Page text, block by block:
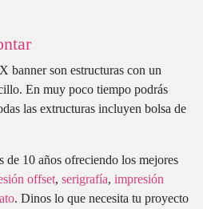
banner son estructuras con un
En muy poco tiempo podrás
las extructuras incluyen bolsa de
de 10 años ofreciendo los mejores
offset, serigrafía, impresión
. Dinos lo que necesita tu proyecto